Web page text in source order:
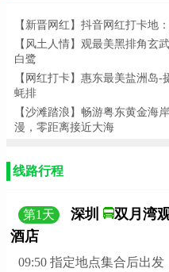
【新晋网红】抖音网红打卡地
【风土人情】观最美黑排角玄
白鹭
【网红打卡】惠东最美盐洲岛-
蚝排
【沙滩踏浪】畅游粤东黄金海
漫，零距离接近大海
线路行程
第1 天 深圳
双月湾
酒店
09:50 指定地点集合后出发